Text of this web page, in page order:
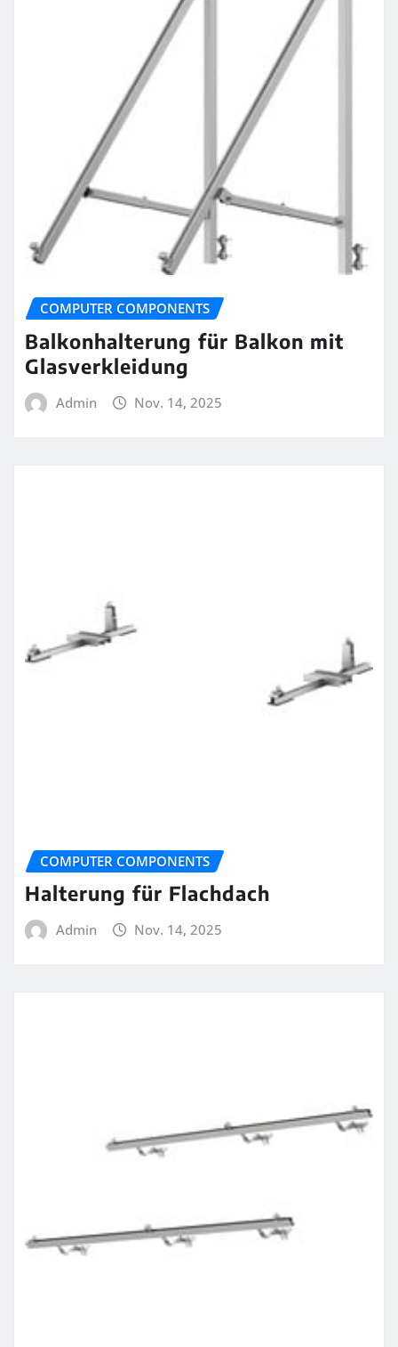
COMPUTER COMPONENTS
Balkonhalterung für Balkon mit
Glasverkleidung
Admin Nov. 14, 2025
COMPUTER COMPONENTS
Halterung für Flachdach
Admin Nov. 14, 2025